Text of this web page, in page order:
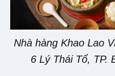
Nhà hàng Khao Lao
6 Lý Thái Tổ, TP.